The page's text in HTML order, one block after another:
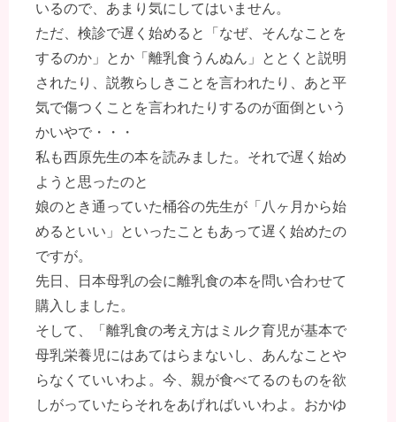
いるので、あまり気にしてはいません。
ただ、検診で遅く始めると「なぜ、そんなことを
するのか」とか「離乳食うんぬん」ととくと説明
されたり、説教らしきことを言われたり、あと平
気で傷つくことを言われたりするのが面倒という
かいやで・・・
私も西原先生の本を読みました。それで遅く始め
ようと思ったのと
娘のとき通っていた桶谷の先生が「八ヶ月から始
めるといい」といったこともあって遅く始めたの
ですが。
先日、日本母乳の会に離乳食の本を問い合わせて
購入しました。
そして、「離乳食の考え方はミルク育児が基本で
母乳栄養児にはあてはらまないし、あんなことや
らなくていいわよ。今、親が食べてるのものを欲
しがっていたらそれをあげればいいわよ。おかゆ